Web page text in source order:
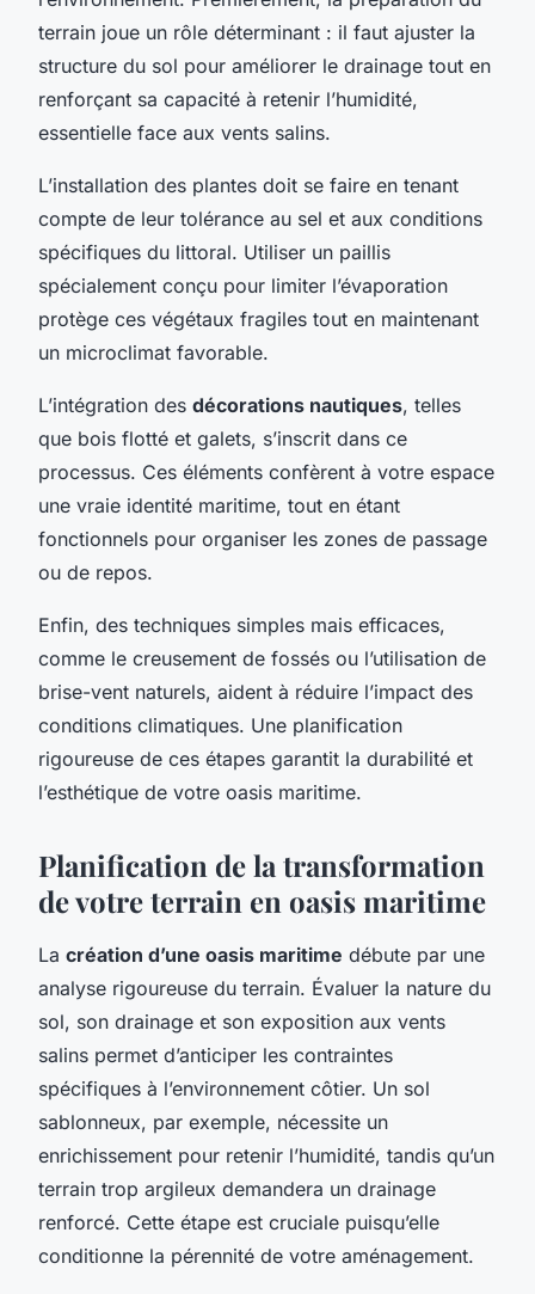
terrain joue un rôle déterminant : il faut ajuster la
structure du sol pour améliorer le drainage tout en
renforçant sa capacité à retenir l’humidité,
essentielle face aux vents salins.
L’installation des plantes doit se faire en tenant
compte de leur tolérance au sel et aux conditions
spécifiques du littoral. Utiliser un paillis
spécialement conçu pour limiter l’évaporation
protège ces végétaux fragiles tout en maintenant
un microclimat favorable.
L’intégration des décorations nautiques, telles
que bois flotté et galets, s’inscrit dans ce
processus. Ces éléments confèrent à votre espace
une vraie identité maritime, tout en étant
fonctionnels pour organiser les zones de passage
ou de repos.
Enfin, des techniques simples mais efficaces,
comme le creusement de fossés ou l’utilisation de
brise-vent naturels, aident à réduire l’impact des
conditions climatiques. Une planification
rigoureuse de ces étapes garantit la durabilité et
l’esthétique de votre oasis maritime.
Planification de la transformation
de votre terrain en oasis maritime
La création d’une oasis maritime débute par une
analyse rigoureuse du terrain. Évaluer la nature du
sol, son drainage et son exposition aux vents
salins permet d’anticiper les contraintes
spécifiques à l’environnement côtier. Un sol
sablonneux, par exemple, nécessite un
enrichissement pour retenir l’humidité, tandis qu’un
terrain trop argileux demandera un drainage
renforcé. Cette étape est cruciale puisqu’elle
conditionne la pérennité de votre aménagement.